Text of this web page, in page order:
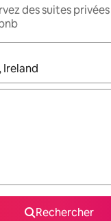
des suites
s'affichent,
Rechercher